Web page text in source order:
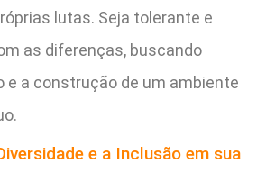
lutas. Seja tolerante e
as diferenças, buscando
e a construção de um ambiente
e a Inclusão em sua